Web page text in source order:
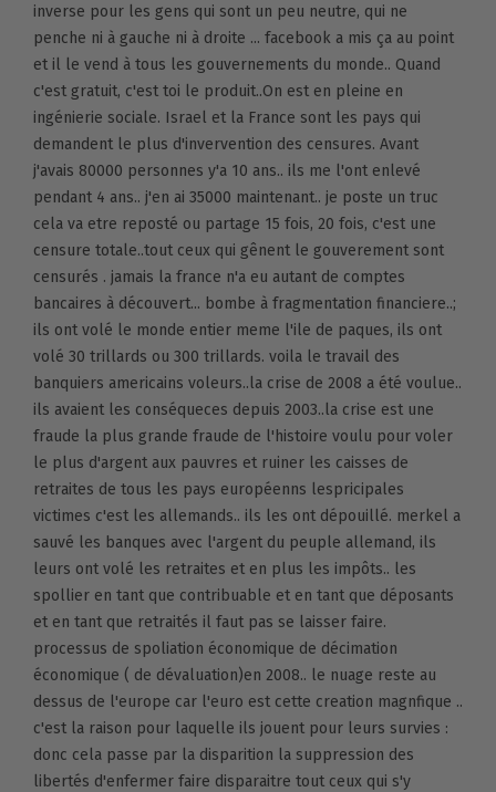
inverse pour les gens qui sont un peu neutre, qui ne
penche ni à gauche ni à droite ... facebook a mis ça au point
et il le vend à tous les gouvernements du monde.. Quand
c'est gratuit, c'est toi le produit..On est en pleine en
ingénierie sociale. Israel et la France sont les pays qui
demandent le plus d'invervention des censures. Avant
j'avais 80000 personnes y'a 10 ans.. ils me l'ont enlevé
pendant 4 ans.. j'en ai 35000 maintenant.. je poste un truc
cela va etre reposté ou partage 15 fois, 20 fois, c'est une
censure totale..tout ceux qui gênent le gouverement sont
censurés . jamais la france n'a eu autant de comptes
bancaires à découvert... bombe à fragmentation financiere..;
ils ont volé le monde entier meme l'ile de paques, ils ont
volé 30 trillards ou 300 trillards. voila le travail des
banquiers americains voleurs..la crise de 2008 a été voulue..
ils avaient les conséqueces depuis 2003..la crise est une
fraude la plus grande fraude de l'histoire voulu pour voler
le plus d'argent aux pauvres et ruiner les caisses de
retraites de tous les pays européenns lespricipales
victimes c'est les allemands.. ils les ont dépouillé. merkel a
sauvé les banques avec l'argent du peuple allemand, ils
leurs ont volé les retraites et en plus les impôts.. les
spollier en tant que contribuable et en tant que déposants
et en tant que retraités il faut pas se laisser faire.
processus de spoliation économique de décimation
économique ( de dévaluation)en 2008.. le nuage reste au
dessus de l'europe car l'euro est cette creation magnfique ..
c'est la raison pour laquelle ils jouent pour leurs survies :
donc cela passe par la disparition la suppression des
libertés d'enfermer faire disparaitre tout ceux qui s'y